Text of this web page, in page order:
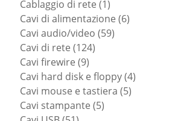
prodotti
Cablaggio di rete 11
prodotto
Cavi di alimentazione 66
Cavi audio/video 5959
Cavi di rete 124124
Cavi firewire 99
prodotti
Cavi hard disk e floppy 44
Cavi mouse e tastiera 55
Cavi stampante 55